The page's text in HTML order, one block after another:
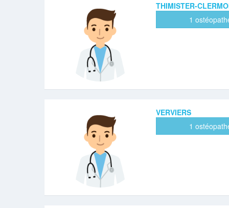
THIMISTER-
1
VERVIERS
1